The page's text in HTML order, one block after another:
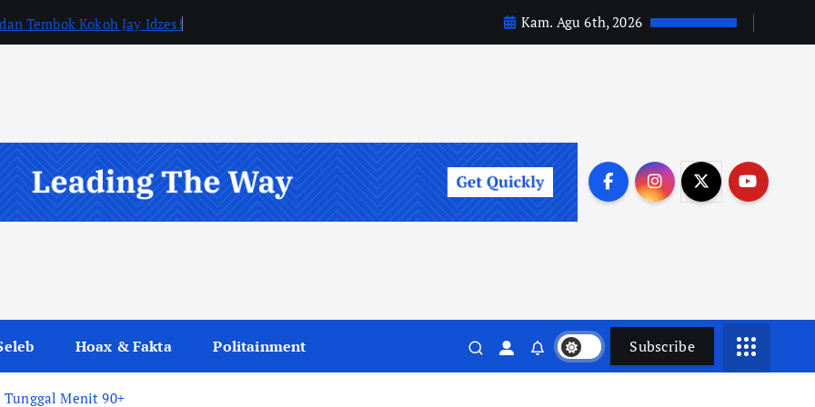
Tembok Kokoh Jay Idzes! Kam. Agu 6th, 2026
Hoax & Fakta Politainment Subscribe
Tunggal Menit 90+